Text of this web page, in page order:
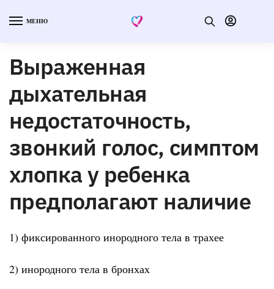
МЕНЮ
Выраженная
дыхательная
недостаточность,
звонкий голос, симптом
хлопка у ребенка
предполагают наличие
1) фиксированного инородного тела в трахее
2) инородного тела в бронхах